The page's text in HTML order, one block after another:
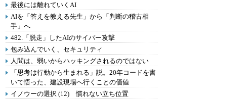
最後には離れていくAI
AIを「答えを教える先生」から「判断の稽古相
手」へ
482.「脱走」したAIのサイバー攻撃
包み込んでいく、セキュリティ
人間は、弱いからハッキングされるのではない
「思考は行動から生まれる」説。20年コードを書
いて悟った、建設現場へ行くことの価値
イノウーの選択 (12) 慣れない立ち位置